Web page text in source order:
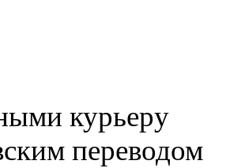
курьеру
переводом